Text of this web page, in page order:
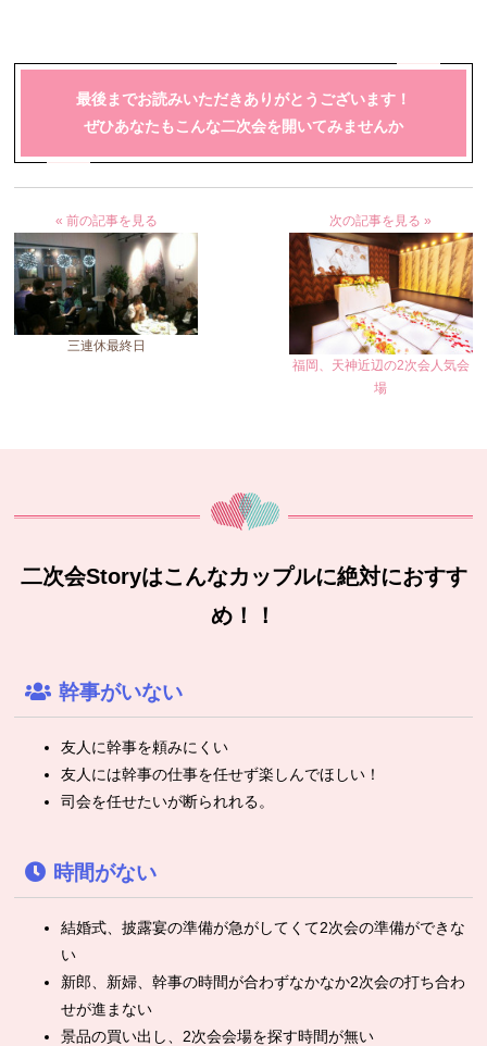
最後までお読みいただきありがとうございます！
ぜひあなたもこんな二次会を開いてみませんか
« 前の記事を見る
三連休最終日
次の記事を見る »
福岡、天神近辺の2次会人気会
場
二次会Storyはこんなカップルに絶対におすす
め！！
幹事がいない
友人に幹事を頼みにくい
友人には幹事の仕事を任せず楽しんでほしい！
司会を任せたいが断られれる。
時間がない
結婚式、披露宴の準備が急がしてくて2次会の準備ができな
い
新郎、新婦、幹事の時間が合わずなかなか2次会の打ち合わ
せが進まない
景品の買い出し、2次会会場を探す時間が無い